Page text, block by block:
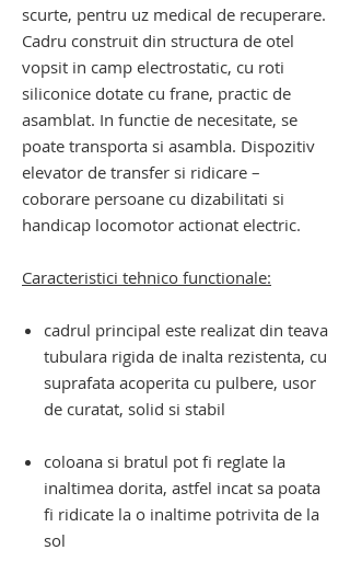
scurte, pentru uz medical de recuperare.
Cadru construit din structura de otel
vopsit in camp electrostatic, cu roti
siliconice dotate cu frane, practic de
asamblat. In functie de necesitate, se
poate transporta si asambla. Dispozitiv
elevator de transfer si ridicare –
coborare persoane cu dizabilitati si
handicap locomotor actionat electric.
Caracteristici tehnico functionale:
cadrul principal este realizat din teava
tubulara rigida de inalta rezistenta, cu
suprafata acoperita cu pulbere, usor
de curatat, solid si stabil
coloana si bratul pot fi reglate la
inaltimea dorita, astfel incat sa poata
fi ridicate la o inaltime potrivita de la
sol